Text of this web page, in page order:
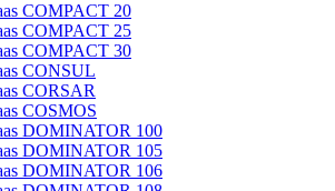
COMPACT 20
COMPACT 25
COMPACT 30
CONSUL
CORSAR
COSMOS
DOMINATOR 100
DOMINATOR 105
DOMINATOR 106